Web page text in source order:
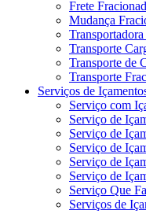
Frete
Mudança
Transporte
Transporte de
Transporte
Serviços de
Serviço com
Serviço de
Serviço de
Serviço de
Serviço de
Serviço de
Serviço Que
Serviços de